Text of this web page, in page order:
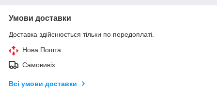
Умови доставки
Доставка здійснюється тільки по передоплаті.
Нова Пошта
Самовивіз
Всі умови доставки